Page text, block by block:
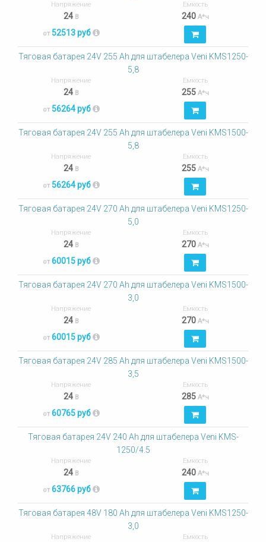
Напряжение
24В
Емкость
240А*ч
от52513 руб
Тяговая батарея 24V 255 Ah для штабелера Veni KMS1250-
5,8
Напряжение
24В
Емкость
255А*ч
от56264 руб
Тяговая батарея 24V 255 Ah для штабелера Veni KMS1500-
5,8
Напряжение
24В
Емкость
255А*ч
от56264 руб
Тяговая батарея 24V 270 Ah для штабелера Veni KMS1250-
5,0
Напряжение
24В
Емкость
270А*ч
от60015 руб
Тяговая батарея 24V 270 Ah для штабелера Veni KMS1500-
3,0
Напряжение
24В
Емкость
270А*ч
от60015 руб
Тяговая батарея 24V 285 Ah для штабелера Veni KMS1500-
3,5
Напряжение
24В
Емкость
285А*ч
от60765 руб
Тяговая батарея 24V 240 Ah для штабелера Veni KMS-
1250/4.5
Напряжение
24В
Емкость
240А*ч
от63766 руб
Тяговая батарея 48V 180 Ah для штабелера Veni KMS1250-
3,0
Напряжение Емкость